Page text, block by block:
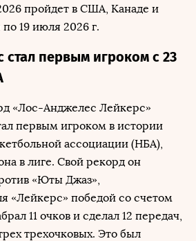
пройдет в США, Канаде и
19 июля 2026 г.
первым игроком с 23
«Лос-Анджелес Лейкерс»
первым игроком в истории
ассоциации (НБА),
в лиге. Свой рекорд он
«Юты Джаз»,
«Лейкерс» победой со счетом
11 очков и сделал 12 передач,
трехочковых. Это был